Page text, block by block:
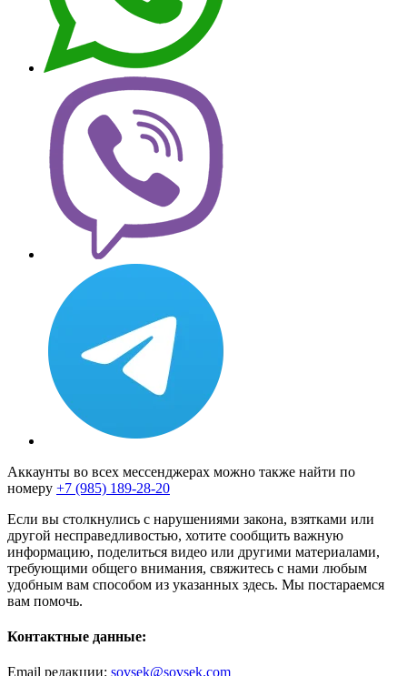
Аккаунты во всех мессенджерах можно также найти по
номеру +7 (985) 189-28-20
Если вы столкнулись с нарушениями закона, взятками или
другой несправедливостью, хотите сообщить важную
информацию, поделиться видео или другими материалами,
требующими общего внимания, свяжитесь с нами любым
удобным вам способом из указанных здесь. Мы постараемся
вам помочь.
Контактные данные:
Email редакции: sovsek@sovsek.com